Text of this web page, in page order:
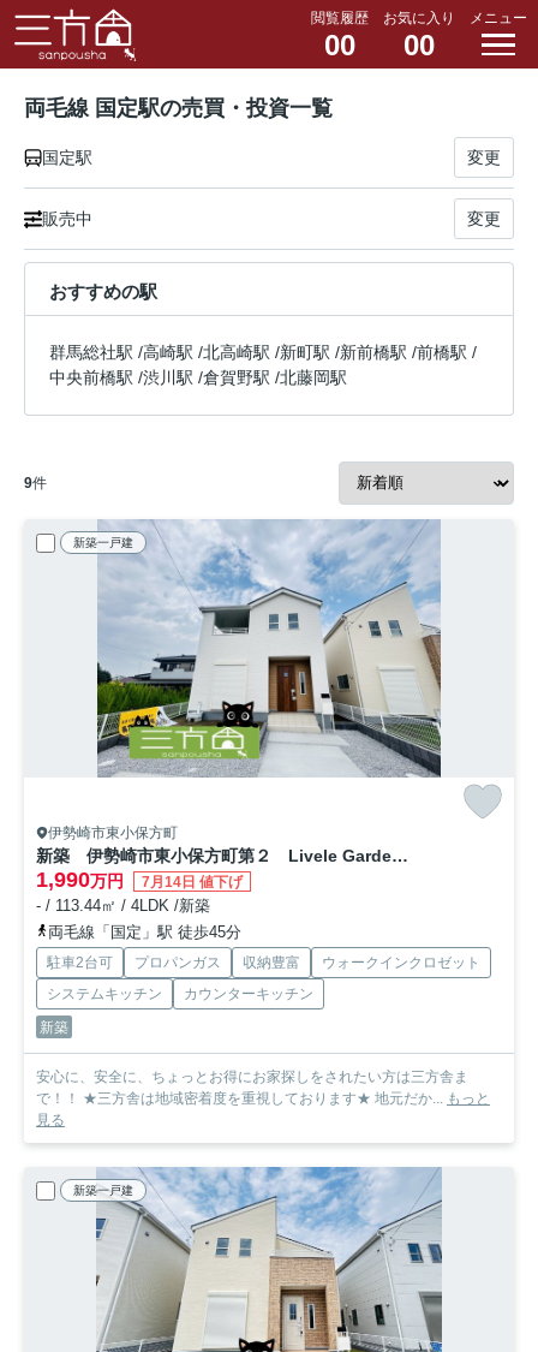
閲覧履歴
00
お気に入り
00
メニュー
両毛線 国定駅の売買・投資一覧
国定駅 変更
販売中 変更
おすすめの駅
群馬総社駅 /高崎駅 /北高崎駅 /新町駅 /新前橋駅 /前橋駅 /
中央前橋駅 /渋川駅 /倉賀野駅 /北藤岡駅
9件
新築一戸建
伊勢崎市東小保方町
新築 伊勢崎市東小保方町第２ Livele Garden.S 5号棟
1,990万円 7月14日 値下げ
- / 113.44㎡ / 4LDK /新築
両毛線「国定」駅 徒歩45分
駐車2台可 プロパンガス 収納豊富
ウォークインクロゼット
システムキッチン
カウンターキッチン
新築
安心に、安全に、ちょっとお得にお家探しをされたい方は三方舎ま
で！！ ★三方舎は地域密着度を重視しております★ 地元だか... もっと
見る
新築一戸建